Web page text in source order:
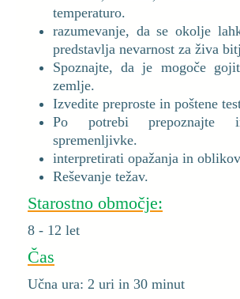
temperaturo.
razumevanje, da se okolje
predstavlja nevarnost za živa
Spoznajte, da je mogoče
zemlje.
Izvedite preproste in poštene
Po potrebi prepoznajte
spremenljivke.
interpretirati opažanja in
Reševanje težav.
Starostno območje:
8 - 12 let
Čas
Učna ura: 2 uri in 30 minut